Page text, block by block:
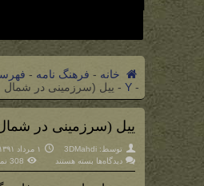
خانه - فرهنگ نامه -
-
Y
- ییل (سرزمینی در شمال
ییل (سرزمینی در
توسط: 3DMahdi
۱ مرداد ۱۳۹۱
دیدگاه‌ها برای
بسته هستند 308 نمایش